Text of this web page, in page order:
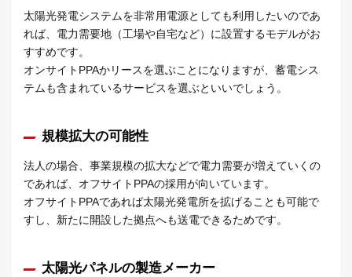
太陽光発電システムを非常用電源としても利用したいのであ
れば、電力需要地（工場や自宅など）に設置するモデルがお
すすめです。
オンサイトPPAかリースを選ぶことになりますが、蓄電シス
テムも含まれているサービスを選ぶといいでしょう。
規模拡大の可能性
法人の場合、事業規模の拡大などで電力需要が増えていくの
であれば、オフサイトPPAの採用が向いています。
オフサイトPPAであれば太陽光発電所を拡げることも可能で
すし、新たに開設した拠点へも送電できるためです。
太陽光パネルの製造メーカー